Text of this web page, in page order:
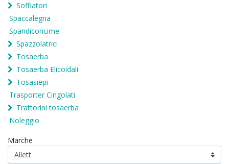
Soffiatori
Spaccalegna
Spandiconcime
Spazzolatrici
Tosaerba
Tosaerba Elicoidali
Tosasiepi
Trasporter Cingolati
Trattorini tosaerba
Noleggio
Marche